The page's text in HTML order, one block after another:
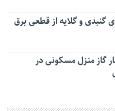
گنبدی و گلایه از قطعی برق
گاز منزل مسکونی در